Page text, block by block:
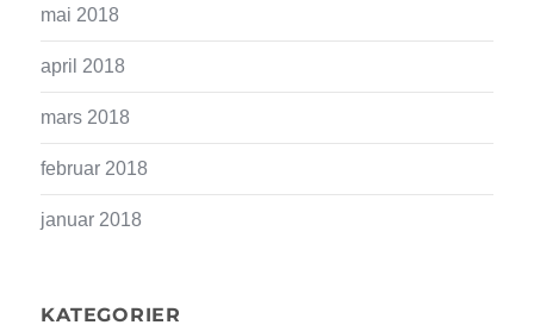
mai 2018
april 2018
mars 2018
februar 2018
januar 2018
KATEGORIER